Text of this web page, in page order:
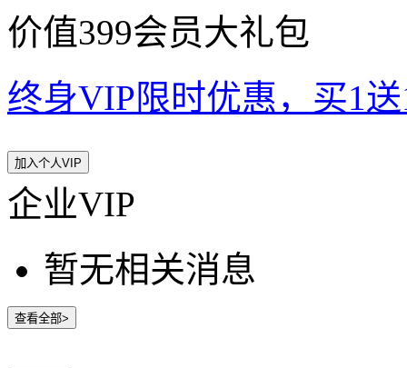
价值399会员大礼包
终身VIP限时优惠，买1
加入个人VIP
企业VIP
暂无相关消息
查看全部>